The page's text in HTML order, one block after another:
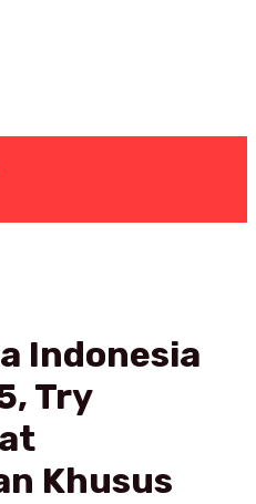
Indonesia
Try
Khusus